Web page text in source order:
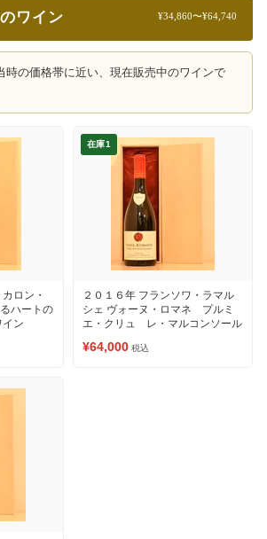
ワイン ¥34,860〜¥64,740
時の価格帯に近い、現在販売中のワインで
ロン・
ハートの
ン
在庫1
２０１６年 フランソワ・ラマル
シェ ヴォーヌ・ロマネ プルミ
エ・クリュ レ・マルコンソール
¥64,000 税込